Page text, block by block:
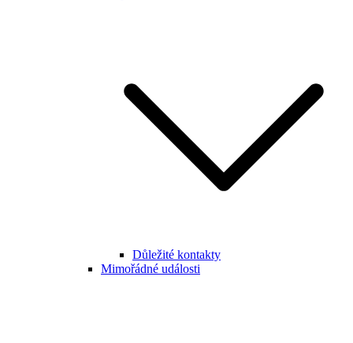
Důležité kontakty
Mimořádné události